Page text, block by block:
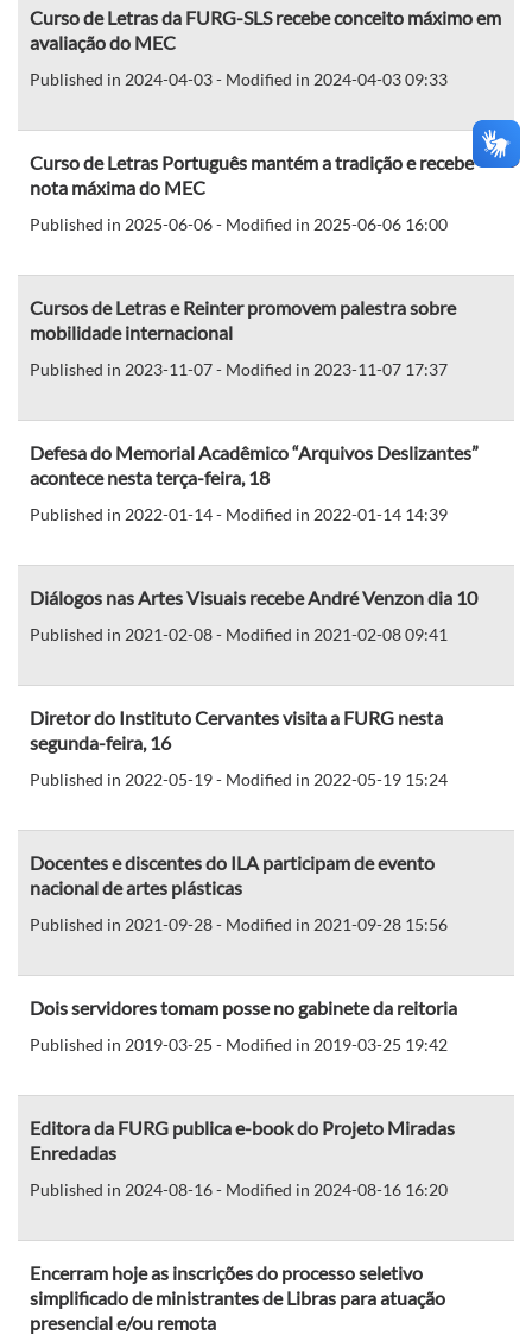
Curso de Letras da FURG-SLS recebe conceito máximo em
avaliação do MEC
Published in 2024-04-03 - Modified in 2024-04-03 09:33
Curso de Letras Português mantém a tradição e recebe
nota máxima do MEC
Published in 2025-06-06 - Modified in 2025-06-06 16:00
Cursos de Letras e Reinter promovem palestra sobre
mobilidade internacional
Published in 2023-11-07 - Modified in 2023-11-07 17:37
Defesa do Memorial Acadêmico “Arquivos Deslizantes”
acontece nesta terça-feira, 18
Published in 2022-01-14 - Modified in 2022-01-14 14:39
Diálogos nas Artes Visuais recebe André Venzon dia 10
Published in 2021-02-08 - Modified in 2021-02-08 09:41
Diretor do Instituto Cervantes visita a FURG nesta
segunda-feira, 16
Published in 2022-05-19 - Modified in 2022-05-19 15:24
Docentes e discentes do ILA participam de evento
nacional de artes plásticas
Published in 2021-09-28 - Modified in 2021-09-28 15:56
Dois servidores tomam posse no gabinete da reitoria
Published in 2019-03-25 - Modified in 2019-03-25 19:42
Editora da FURG publica e-book do Projeto Miradas
Enredadas
Published in 2024-08-16 - Modified in 2024-08-16 16:20
Encerram hoje as inscrições do processo seletivo
simplificado de ministrantes de Libras para atuação
presencial e/ou remota